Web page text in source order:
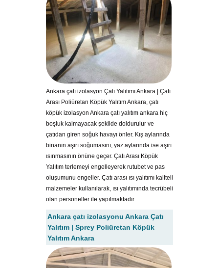
Ankara çatı izolasyon Çatı Yalıtımı Ankara | Çatı
Arası Poliüretan Köpük Yalıtım Ankara, çatı
köpük izolasyon Ankara çatı yalıtım ankara hiç
boşluk kalmayacak şekilde doldurulur ve
çatıdan giren soğuk havayı önler. Kış aylarında
binanın aşırı soğumasını, yaz aylarında ise aşırı
ısınmasının önüne geçer. Çatı Arası Köpük
Yalıtım terlemeyi engelleyerek rutubet ve pas
oluşumunu engeller. Çatı arası ısı yalıtımı kaliteli
malzemeler kullanılarak, ısı yalıtımında tecrübeli
olan personeller ile yapılmaktadır.
Ankara çatı izolasyonu Ankara Çatı
Yalıtım | Sprey Poliüretan Köpük
Yalıtım Ankara